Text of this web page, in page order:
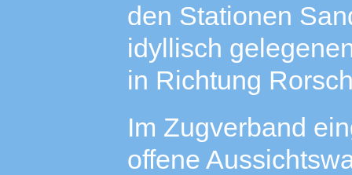
den Stationen
idyllisch
in Richtung
Im Zugverband
offene